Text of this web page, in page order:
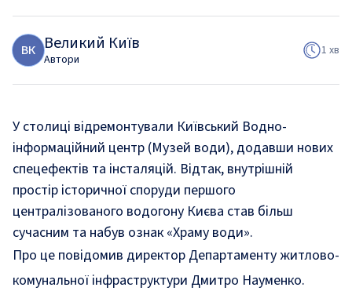
ВК Великий Київ
Автори
1 хв
У столиці відремонтували Київський Водно-
інформаційний центр (Музей води), додавши нових
спецефектів та інсталяцій. Відтак, внутрішній
простір історичної споруди першого
централізованого водогону Києва став більш
сучасним та набув ознак «Храму води».
Про це повідомив директор Департаменту житлово-
комунальної інфраструктури Дмитро Науменко.